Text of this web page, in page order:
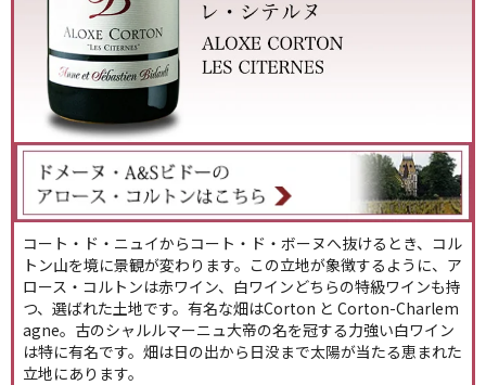
コート・ド・ニュイからコート・ド・ボーヌへ抜けるとき、コル
トン山を境に景観が変わります。この立地が象徴するように、ア
ロース・コルトンは赤ワイン、白ワインどちらの特級ワインも持
つ、選ばれた土地です。有名な畑はCorton と Corton-Charlem
agne。古のシャルルマーニュ大帝の名を冠する力強い白ワイン
は特に有名です。畑は日の出から日没まで太陽が当たる恵まれた
立地にあります。